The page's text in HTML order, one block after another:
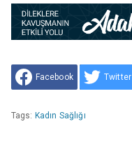
Facebook Twitter
Tags: Kadın Sağlığı